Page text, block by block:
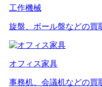
工作機械
旋盤、ボール盤などの買
オフィス家具
事務机、会議机などの買